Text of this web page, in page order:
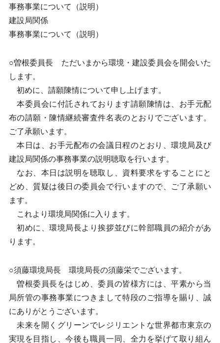
事務事業について（説明）
建設局関係
事務事業について（説明）
○曽根委員長 ただいまから環境・建設委員会を開会いた
します。
初めに、請願陳情について申し上げます。
本委員会に付託されております請願陳情は、お手元配
布の請願・陳情継続審査件名表のとおりでございます。
ご了承願います。
本日は、お手元配布の会議日程のとおり、環境局及び
建設局関係の事務事業の説明聴取を行います。
なお、本日は説明を聴取し、資料要求をすることにと
どめ、質疑は後日の委員会で行いますので、ご了承願い
ます。
これより環境局関係に入ります。
初めに、環境局長より挨拶並びに幹部職員の紹介があ
ります。
○須藤環境局長 環境局長の須藤栄でございます。
曽根委員長をはじめ、委員の皆様方には、平素から当
局所管の事務事業につきまして特段のご指導を賜り、誠
にありがとうございます。
未来を開くグリーンでレジリエントな世界都市東京の
実現を目指し、今後も職員一同、全力を挙げて取り組ん